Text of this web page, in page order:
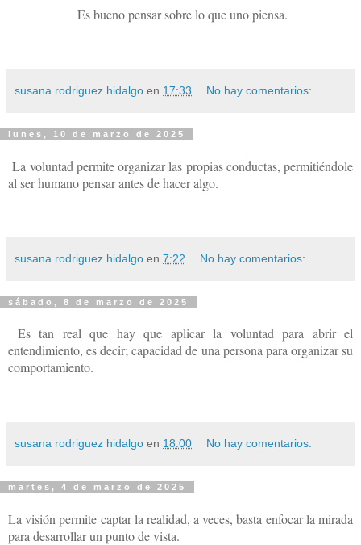
Es bueno pensar sobre lo que uno piensa.
susana rodriguez hidalgo en 17:33 No hay comentarios:
lunes, 10 de marzo de 2025
La voluntad permite organizar las propias conductas, permitiéndole
al ser humano pensar antes de hacer algo.
susana rodriguez hidalgo en 7:22 No hay comentarios:
sábado, 8 de marzo de 2025
Es tan real que hay que aplicar la voluntad para abrir el
entendimiento, es decir; capacidad de una persona para organizar su
comportamiento.
susana rodriguez hidalgo en 18:00 No hay comentarios:
martes, 4 de marzo de 2025
La visión permite captar la realidad, a veces, basta enfocar la mirada
para desarrollar un punto de vista.